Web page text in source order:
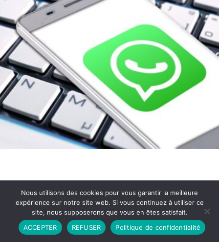
Partenariat Contact
Politique de Confidentialité
CGU
Copyright © 2026 - Propulsé par DIEUDUDIABLE
Nous utilisons des cookies pour vous garantir la meilleure
expérience sur notre site web. Si vous continuez à utiliser ce
site, nous supposerons que vous en êtes satisfait.
ACCEPTER
REFUSER Politique de confidentialité